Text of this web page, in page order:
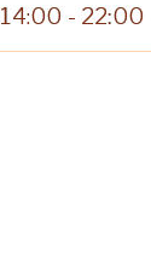
14:00 - 22:00